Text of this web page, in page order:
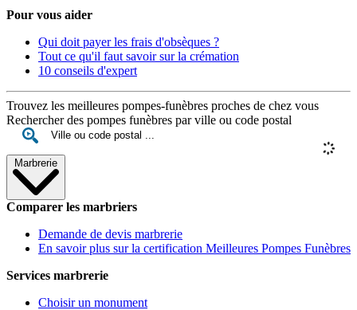
Pour vous aider
Qui doit payer les frais d'obsèques ?
Tout ce qu'il faut savoir sur la crémation
10 conseils d'expert
Trouvez les meilleures pompes-funèbres proches de chez vous
Rechercher des pompes funèbres par ville ou code postal
Marbrerie
Comparer les marbriers
Demande de devis marbrerie
En savoir plus sur la certification Meilleures Pompes Funèbres
Services marbrerie
Choisir un monument